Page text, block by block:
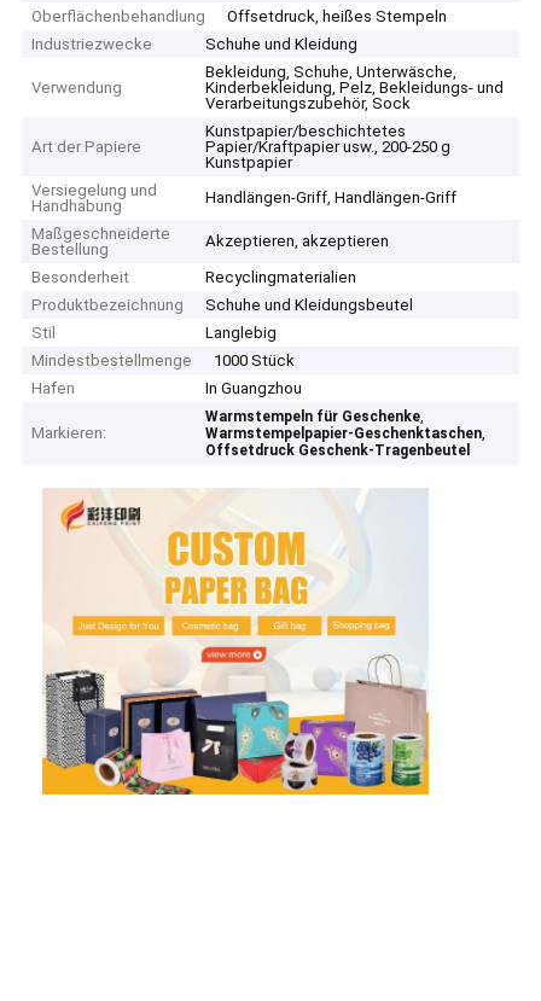
Oberflächenbehandlung
Offsetdruck, heißes Stempeln
Industriezwecke
Schuhe und Kleidung
Verwendung
Bekleidung, Schuhe, Unterwäsche,
Kinderbekleidung, Pelz, Bekleidungs- und
Verarbeitungszubehör, Sock
Art der Papiere
Kunstpapier/beschichtetes
Papier/Kraftpapier usw., 200-250 g
Kunstpapier
Versiegelung und
Handhabung
Handlängen-Griff, Handlängen-Griff
Maßgeschneiderte
Bestellung
Akzeptieren, akzeptieren
Besonderheit
Recyclingmaterialien
Produktbezeichnung
Schuhe und Kleidungsbeutel
Stil
Langlebig
Mindestbestellmenge
1000 Stück
Hafen
In Guangzhou
Markieren:
Warmstempeln für Geschenke,
Warmstempelpapier-Geschenktaschen,
Offsetdruck Geschenk-Tragenbeutel